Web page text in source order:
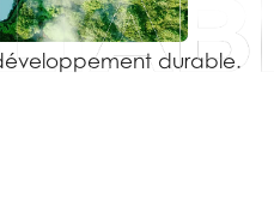
durable.